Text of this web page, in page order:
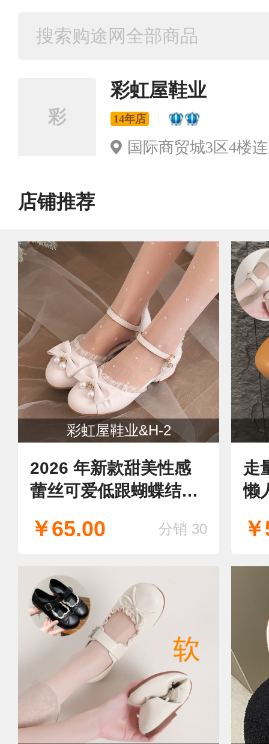
彩
彩虹屋鞋业
14年店
国际商贸城3区4楼
店铺推荐
彩虹屋鞋业&H-2
2026 年新款甜美性感
蕾丝可爱低跟蝴蝶结珍
￥65.00 分销 30
走
懒